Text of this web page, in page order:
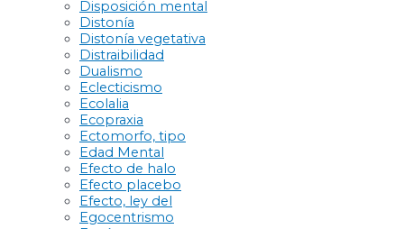
Disposición mental
Distonía
Distonía vegetativa
Distraibilidad
Dualismo
Eclecticismo
Ecolalia
Ecopraxia
Ectomorfo, tipo
Edad Mental
Efecto de halo
Efecto placebo
Efecto, ley del
Egocentrismo